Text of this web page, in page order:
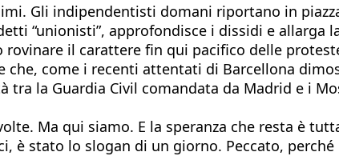
Gli indipendentisti domani riportano in
“unionisti”, approfondisce i dissidi e allarga
il carattere fin qui pacifico delle
che, come i recenti attentati di Barcellona
la Guardia Civil comandata da Madrid e i
Ma qui siamo. E la speranza che resta è
è stato lo slogan di un giorno. Peccato,